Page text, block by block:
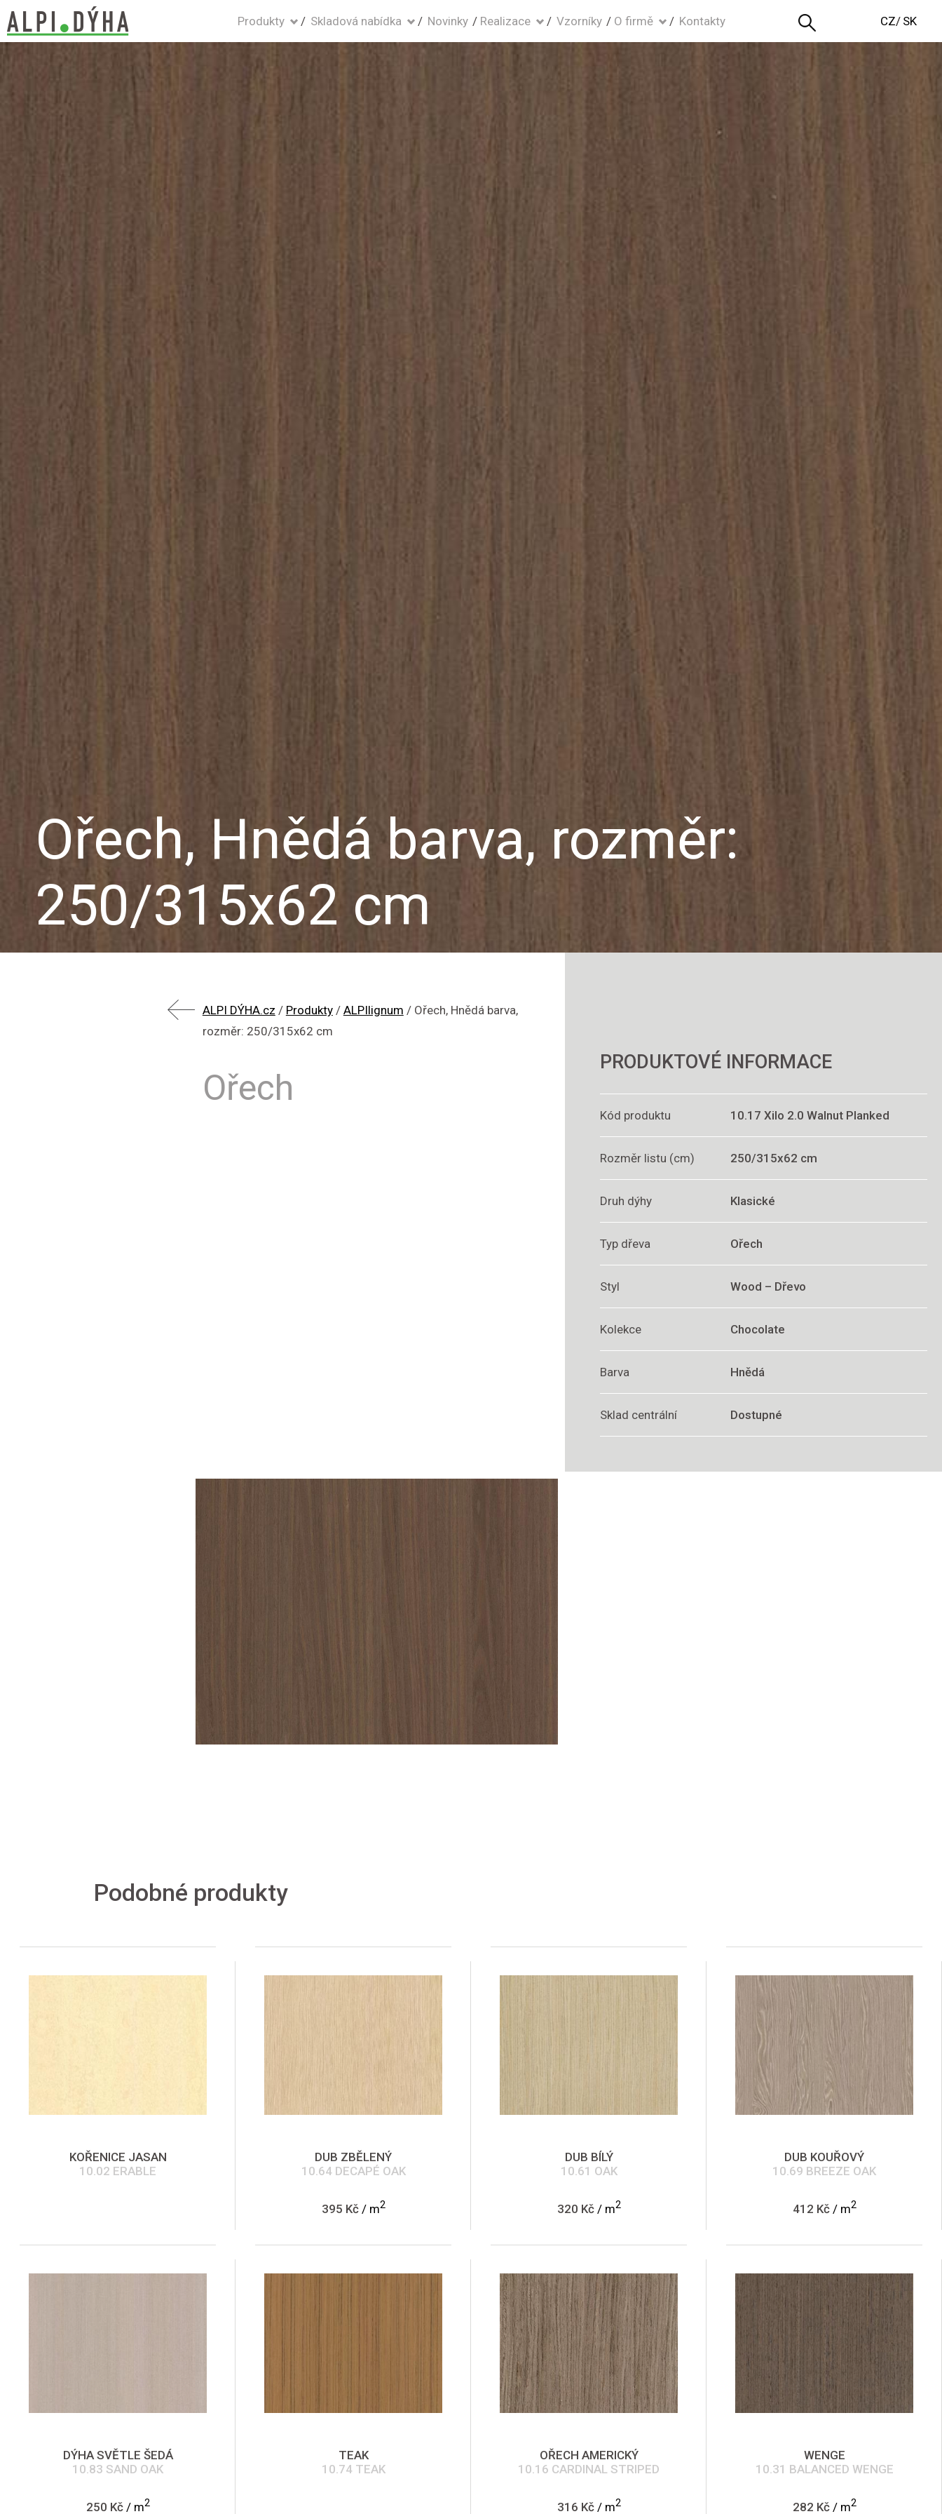
Produkty Skladová nabídka Novinky Realizace Vzorníky O firmě Kontakty CZ SK
Ořech, Hnědá barva, rozměr:
250/315x62 cm
ALPI DÝHA.cz / Produkty / ALPIlignum / Ořech, Hnědá barva,
rozměr: 250/315x62 cm
Ořech
PRODUKTOVÉ INFORMACE
Kód produktu 10.17 Xilo 2.0 Walnut Planked
Rozměr listu (cm) 250/315x62 cm
Druh dýhy Klasické
Typ dřeva Ořech
Styl Wood – Dřevo
Kolekce Chocolate
Barva Hnědá
Sklad centrální Dostupné
Podobné produkty
KOŘENICE JASAN
10.02 ERABLE
DUB ZBĚLENÝ
10.64 DECAPÉ OAK
395 Kč/ m2
DUB BÍLÝ
10.61 OAK
320 Kč/ m2
DUB KOUŘOVÝ
10.69 BREEZE OAK
412 Kč/ m2
DÝHA SVĚTLE ŠEDÁ
10.83 SAND OAK
250 Kč/ m2
TEAK
10.74 TEAK
OŘECH AMERICKÝ
10.16 CARDINAL STRIPED
316 Kč/ m2
WENGE
10.31 BALANCED WENGE
282 Kč/ m2